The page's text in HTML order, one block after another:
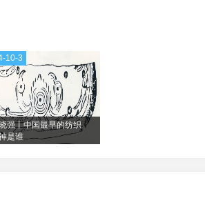
强丨中国最早的纺织
是谁
10-3